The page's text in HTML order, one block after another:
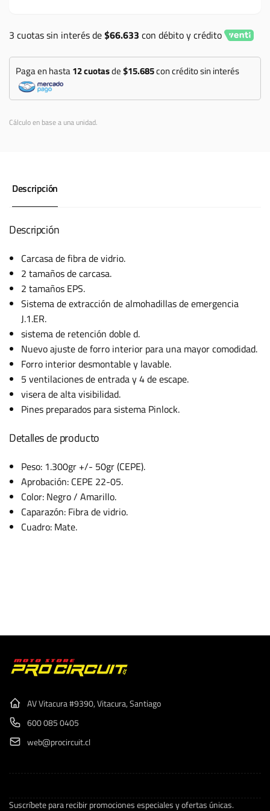
fluor
amarillo
3 cuotas sin interés de$66.633 con débito y crédito
Paga en hasta12 cuotasde$15.685con crédito sin interés
Cálculo en base a una unidad.
Descripción
Descripción
Carcasa de fibra de vidrio.
2 tamaños de carcasa.
2 tamaños EPS.
Sistema de extracción de almohadillas de emergencia
J.1.ER.
sistema de retención doble d.
Nuevo ajuste de forro interior para una mayor comodidad.
Forro interior desmontable y lavable.
5 ventilaciones de entrada y 4 de escape.
visera de alta visibilidad.
Pines preparados para sistema Pinlock.
Detalles de producto
Peso: 1.300gr +/- 50gr (CEPE).
Aprobación: CEPE 22-05.
Color: Negro / Amarillo.
Caparazón: Fibra de vidrio.
Cuadro: Mate.
AV Vitacura #9390, Vitacura, Santiago
600 085 0405
web@procircuit.cl
Suscríbete para recibir promociones especiales y ofertas únicas.